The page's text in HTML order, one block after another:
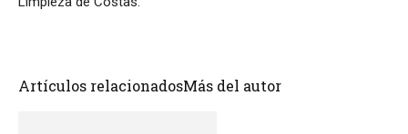
Artículos relacionadosMás del autor